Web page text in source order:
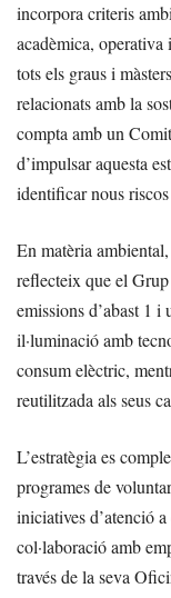
incorpora criteris
acadèmica,
tots els graus i
relacionats amb la
compta amb un
d’impulsar aquesta
identificar nous
En matèria
reflecteix que el
emissions d’abast 1
il·luminació amb
consum elèctric,
reutilitzada als seus
L’estratègia es
programes de
iniciatives d’atenció
col·laboració amb
través de la seva